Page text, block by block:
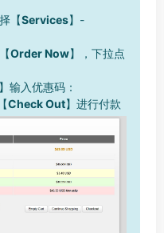
【Services】-
Order Now】，下拉点
】输入优惠码：
Check Out】进行付款